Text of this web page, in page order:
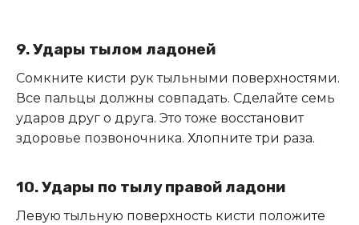
9. Удары тылом ладоней
Сомкните кисти рук тыльными поверхностями.
Все пальцы должны совпадать. Сделайте семь
ударов друг о друга. Это тоже восстановит
здоровье позвоночника. Хлопните три раза.
10. Удары по тылу правой ладони
Левую тыльную поверхность кисти положите